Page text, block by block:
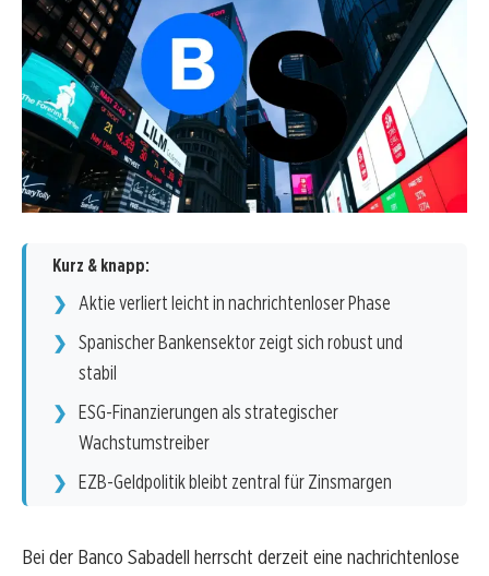
Kurz & knapp:
Aktie verliert leicht in nachrichtenloser Phase
Spanischer Bankensektor zeigt sich robust und
stabil
ESG-Finanzierungen als strategischer
Wachstumstreiber
EZB-Geldpolitik bleibt zentral für Zinsmargen
Bei der Banco Sabadell herrscht derzeit eine nachrichtenlose